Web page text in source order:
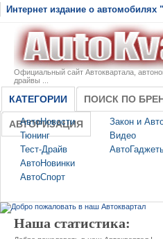
Интернет издание о
Официальный сайт Автоквартала,
драйвы ...
КАТЕГОРИИ
АвтоНовости
Тюнинг
Тест-Драйв
АвтоНовинки
АвтоСпорт
Закон и
Видео
ПОИСК ПО
АВТОРИЗАЦИЯ
Наша статистика: